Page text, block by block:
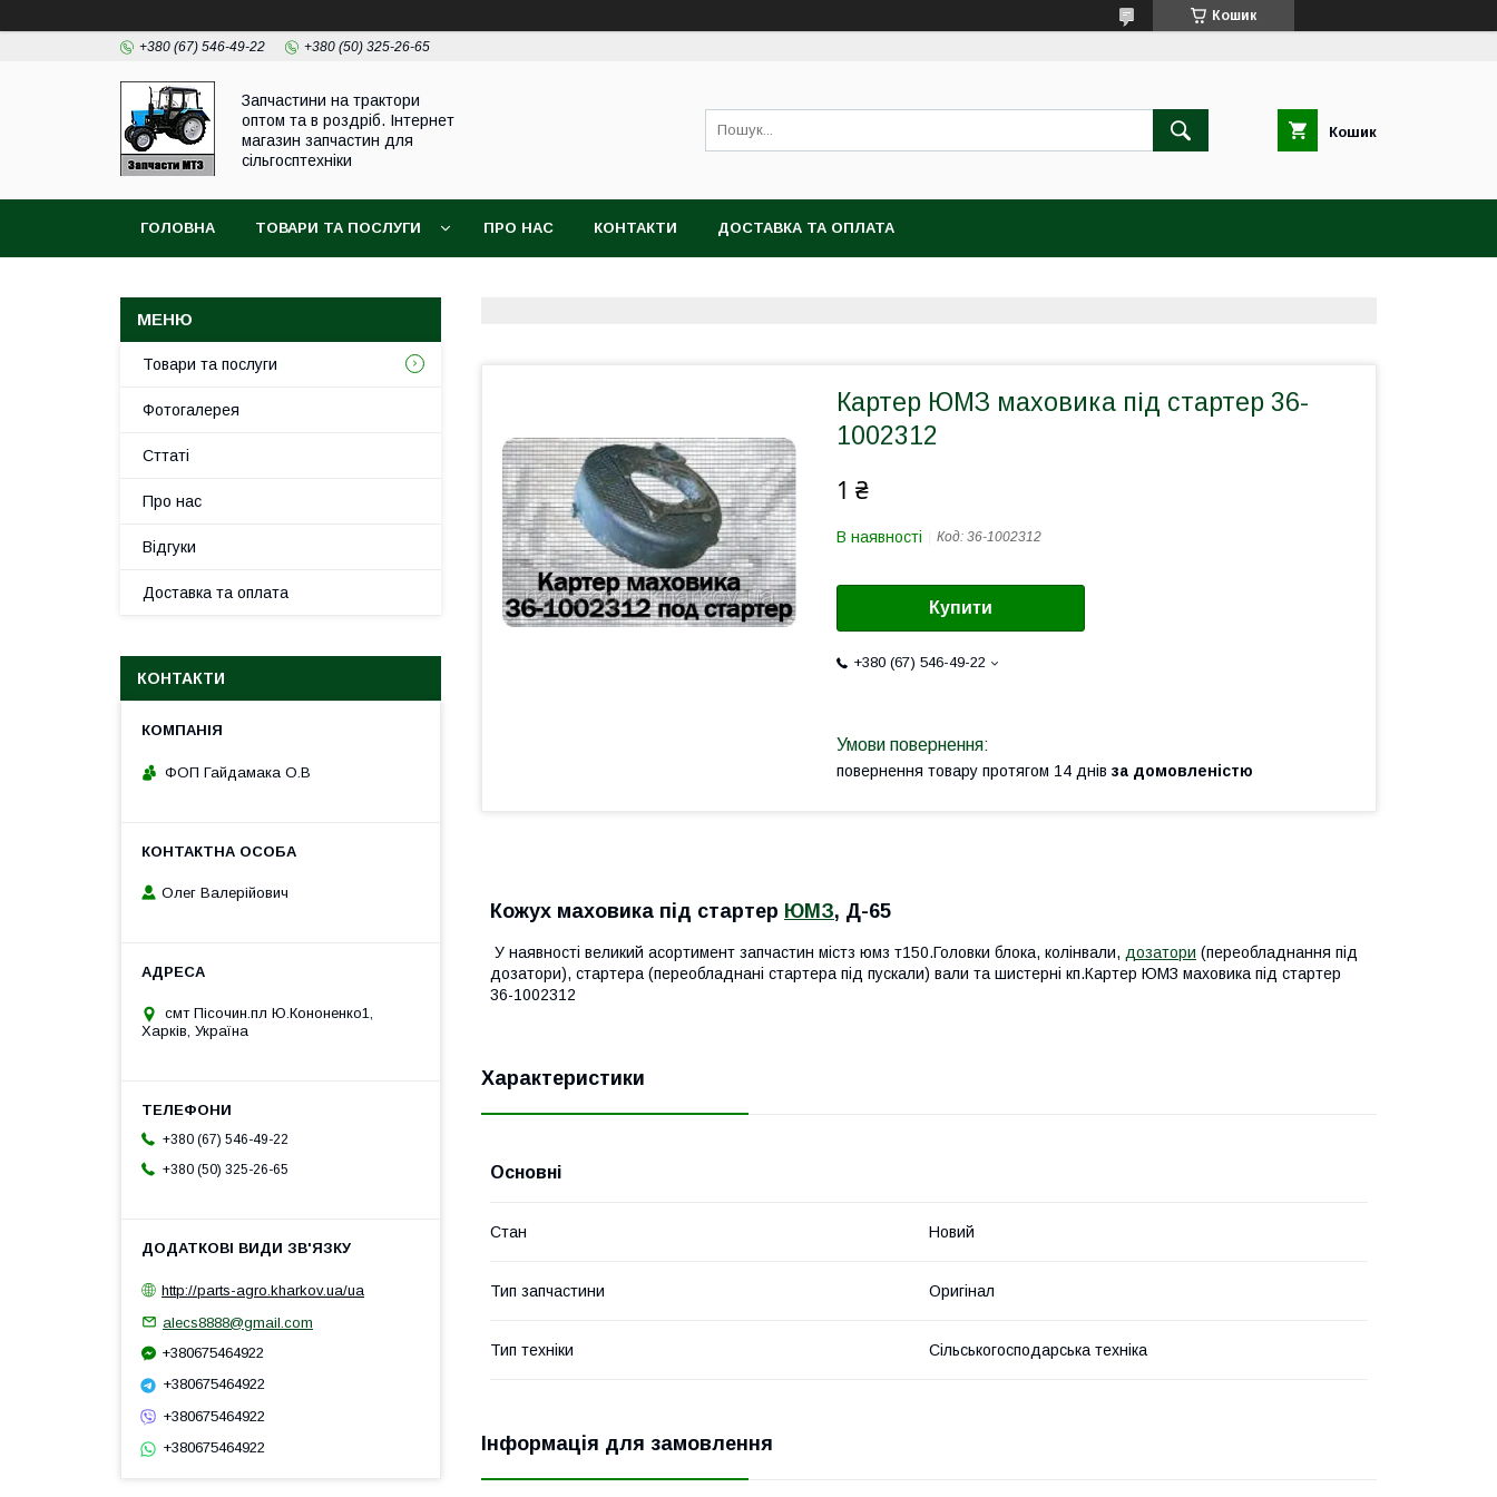
Кошик
+380 (67) 546-49-22 +380 (50) 325-26-65
Запчастини на трактори
оптом та в роздріб. Інтернет
магазин запчастин для
сільгосптехніки
Кошик
ГОЛОВНА ТОВАРИ ТА ПОСЛУГИ ПРО НАС КОНТАКТИ ДОСТАВКА ТА ОПЛАТА
Картер ЮМЗ маховика під стартер 36-
1002312
1 ₴
В наявності Код: 36-1002312
Купити
+380 (67) 546-49-22
повернення товару протягом 14 днів за домовленістю
Кожух маховика під стартер ЮМЗ, Д-65
У наявності великий асортимент запчастин містз юмз т150.Головки блока, колінвали, дозатори (переобладнання під
дозатори), стартера (переобладнані стартера під пускали) вали та шистерні кп.Картер ЮМЗ маховика під стартер
36-1002312
Характеристики
Основні
Стан Новий
Тип запчастини Оригінал
Тип техніки Сільськогосподарська техніка
Інформація для замовлення
Товари та послуги
Фотогалерея
Сттаті
Про нас
Відгуки
Доставка та оплата
КОНТАКТИ
ФОП Гайдамака О.В
Олег Валерійович
смт Пісочин.пл Ю.Кононенко1,
Харків, Україна
+380 (67) 546-49-22
+380 (50) 325-26-65
http://parts-agro.kharkov.ua/ua
alecs8888@gmail.com
+380675464922
+380675464922
+380675464922
+380675464922